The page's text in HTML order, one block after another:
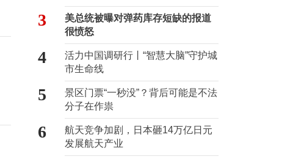
3
美总统被曝对弹药库存短缺的报道
很愤怒
4
活力中国调研行丨“智慧大脑”守护城
市生命线
5
景区门票“一秒没”？背后可能是不法
分子在作祟
6
航天竞争加剧，日本砸14万亿日元
发展航天产业